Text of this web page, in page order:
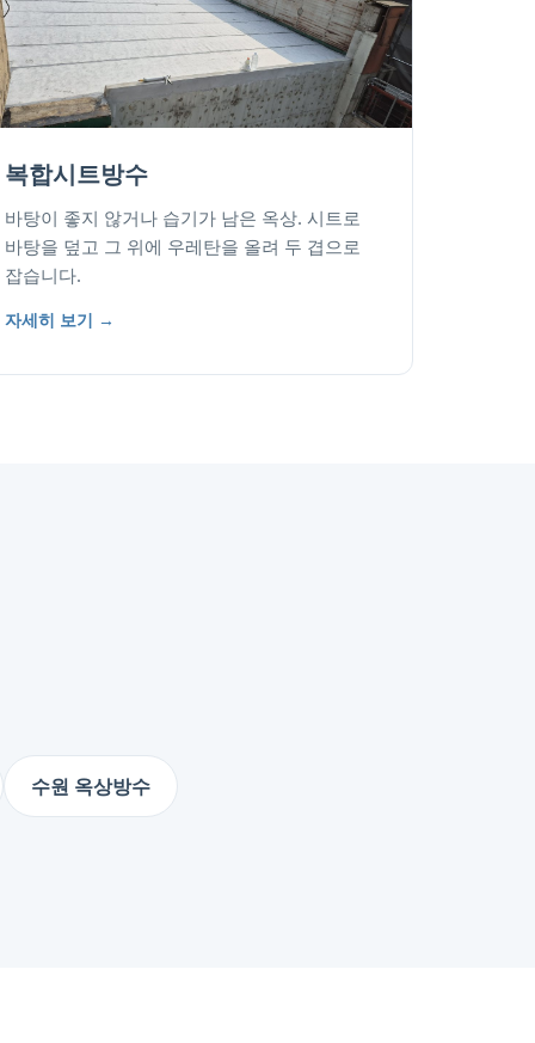
복합시트방수
바탕이 좋지 않거나 습기가 남은 옥상. 시트로
바탕을 덮고 그 위에 우레탄을 올려 두 겹으로
잡습니다.
자세히 보기 →
수원 옥상방수